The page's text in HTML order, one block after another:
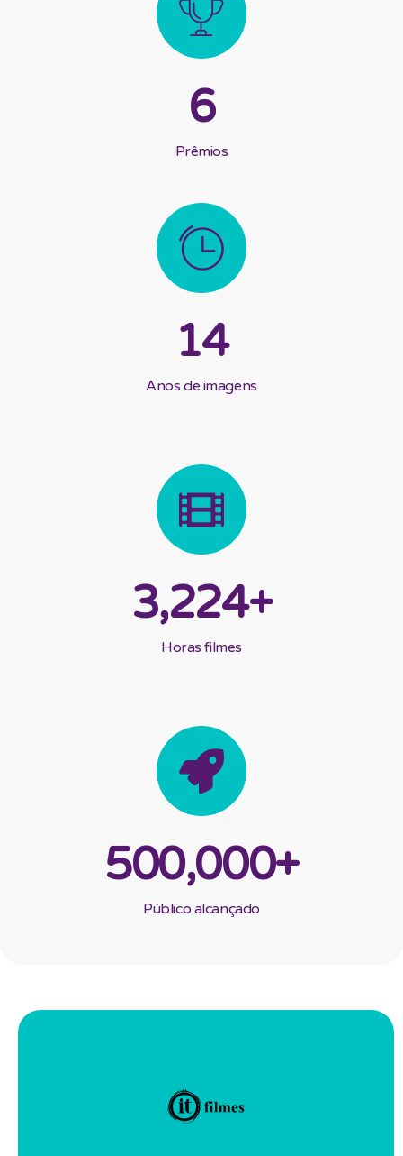
Prêmios
6
Anos de imagens
14
Horas filmes
3,224+
Público alcançado
500,000+